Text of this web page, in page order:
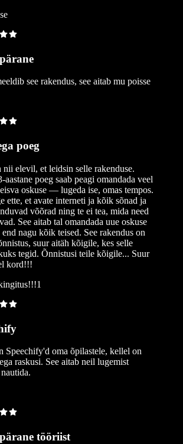
see rakendus, see aitab mu poisse
poeg
nii elevil, et leidsin selle rakenduse.
aastane poeg saab peagi omandada veel
oskuse — lugeda ise, omas tempos.
ette, et avate interneti ja kõik sõnad ja
võõrad ning te ei tea, mida need
See aitab tal omandada uue oskuse
nagu kõik teised. See rakendus on
suur aitäh kõigile, kes selle
tegid. Õnnistusi teile kõigile... Suur
kord!!!
Speechify'd oma õpilastele, kellel on
raskusi. See aitab neil lugemist
tööriist